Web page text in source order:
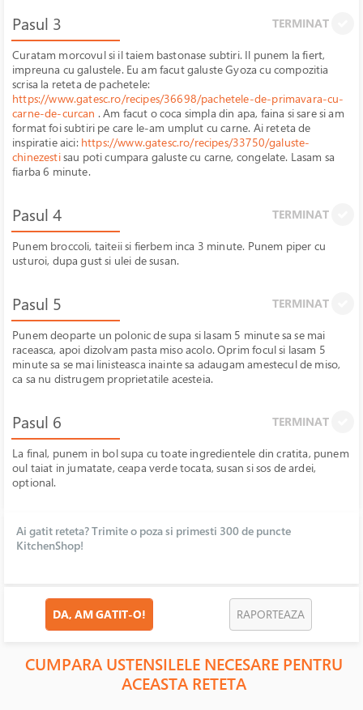
Pasul 3 TERMINAT
Curatam morcovul si il taiem bastonase subtiri. Il punem la fiert,
impreuna cu galustele. Eu am facut galuste Gyoza cu compozitia
scrisa la reteta de pachetele:
https://www.gatesc.ro/recipes/36698/pachetele-de-primavara-cu-
carne-de-curcan . Am facut o coca simpla din apa, faina si sare si am
format foi subtiri pe care le-am umplut cu carne. Ai reteta de
inspiratie aici: https://www.gatesc.ro/recipes/33750/galuste-
chinezestisau poti cumpara galuste cu carne, congelate. Lasam sa
fiarba 6 minute.
Pasul 4 TERMINAT
Punem broccoli, taiteii si fierbem inca 3 minute. Punem piper cu
usturoi, dupa gust si ulei de susan.
Pasul 5 TERMINAT
Punem deoparte un polonic de supa si lasam 5 minute sa se mai
raceasca, apoi dizolvam pasta miso acolo. Oprim focul si lasam 5
minute sa se mai linisteasca inainte sa adaugam amestecul de miso,
ca sa nu distrugem proprietatile acesteia.
Pasul 6 TERMINAT
La final, punem in bol supa cu toate ingredientele din cratita, punem
oul taiat in jumatate, ceapa verde tocata, susan si sos de ardei,
optional.
Ai gatit reteta? Trimite o poza si primesti 300 de puncte
KitchenShop!
DA, AM GATIT-O! RAPORTEAZA
CUMPARA USTENSILELE NECESARE PENTRU
ACEASTA RETETA